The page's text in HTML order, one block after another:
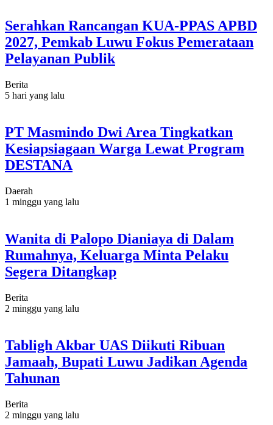
Serahkan Rancangan KUA-PPAS APBD
2027, Pemkab Luwu Fokus Pemerataan
Pelayanan Publik
Berita
5 hari yang lalu
PT Masmindo Dwi Area Tingkatkan
Kesiapsiagaan Warga Lewat Program
DESTANA
Daerah
1 minggu yang lalu
Wanita di Palopo Dianiaya di Dalam
Rumahnya, Keluarga Minta Pelaku
Segera Ditangkap
Berita
2 minggu yang lalu
Tabligh Akbar UAS Diikuti Ribuan
Jamaah, Bupati Luwu Jadikan Agenda
Tahunan
Berita
2 minggu yang lalu